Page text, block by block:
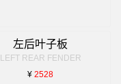
左后叶子板
LEFT REAR FENDER
¥2528